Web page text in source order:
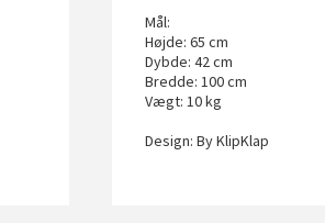
Mål:
Højde: 65 cm
Dybde: 42 cm
Bredde: 100 cm
Vægt: 10 kg
Design: By KlipKlap